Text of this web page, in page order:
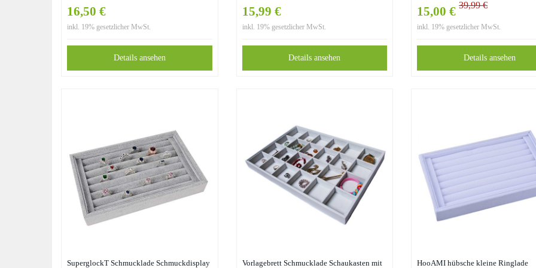
16,50 €
inkl. 19% gesetzlicher MwSt.
Details ansehen
Manschettenknöpfe Armband Halskette 23 *
15 * 3cm (Weiß)
15,99 €
inkl. 19% gesetzlicher MwSt.
Details ansehen
für Ohrringe, Schwarz, Pappe, grau, 7
(Grey)
15,00 € 39,99 €
inkl. 19% gesetzlicher MwSt.
Details ansehen
SuperglockT Schmucklade Schmuckdisplay Vorlagebrett Schmucklade Schaukasten mit HooAMI hübsche kleine Ringlade